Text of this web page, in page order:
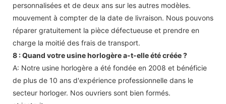
personnalisées et de deux ans sur les autres modèles.
mouvement à compter de la date de livraison. Nous pouvons
réparer gratuitement la pièce défectueuse et prendre en
charge la moitié des frais de transport.
8 : Quand votre usine horlogère a-t-elle été créée ?
A: Notre usine horlogère a été fondée en 2008 et bénéficie
de plus de 10 ans d'expérience professionnelle dans le
secteur horloger. Nos ouvriers sont bien formés.